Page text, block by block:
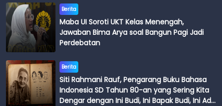
Berita
Maba UI Soroti UKT Kelas Menengah,
Jawaban Bima Arya soal Bangun Pagi Jadi
Perdebatan
Berita
Siti Rahmani Rauf, Pengarang Buku Bahasa
Indonesia SD Tahun 80-an yang Sering Kita
Dengar dengan Ini Budi, Ini Bapak Budi, Ini Adik